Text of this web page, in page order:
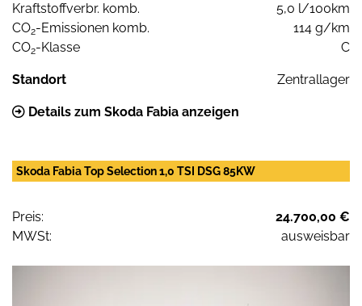
Kraftstoffverbr. komb.
5,0 l/100km
CO2-Emissionen komb.
114 g/km
CO2-Klasse C
Standort Zentrallager
Details zum Skoda Fabia anzeigen
Skoda Fabia Top Selection 1,0 TSI DSG 85KW
Preis:
24.700,00 €
MWSt:
ausweisbar